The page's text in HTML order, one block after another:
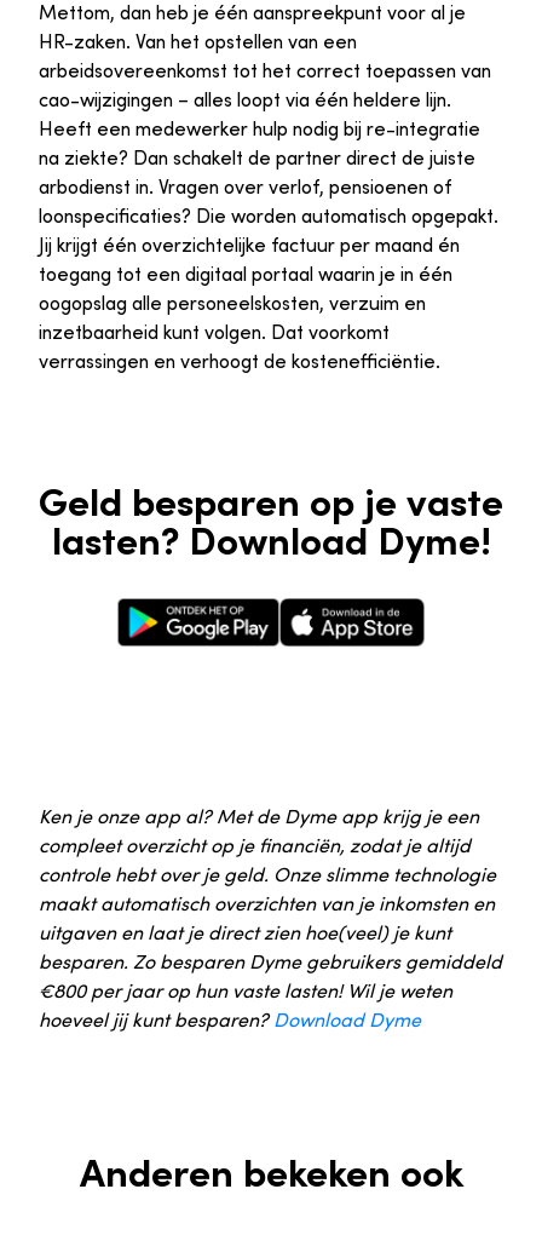
Mettom, dan heb je één aanspreekpunt voor al je
HR-zaken. Van het opstellen van een
arbeidsovereenkomst tot het correct toepassen van
cao-wijzigingen – alles loopt via één heldere lijn.
Heeft een medewerker hulp nodig bij re-integratie
na ziekte? Dan schakelt de partner direct de juiste
arbodienst in. Vragen over verlof, pensioenen of
loonspecificaties? Die worden automatisch opgepakt.
Jij krijgt één overzichtelijke factuur per maand én
toegang tot een digitaal portaal waarin je in één
oogopslag alle personeelskosten, verzuim en
inzetbaarheid kunt volgen. Dat voorkomt
verrassingen en verhoogt de kostenefficiëntie.
Geld besparen op je vaste
lasten? Download Dyme!
Google Play StoreApple App Store
Ken je onze app al? Met de Dyme app krijg je een
compleet overzicht op je financiën, zodat je altijd
controle hebt over je geld. Onze slimme technologie
maakt automatisch overzichten van je inkomsten en
uitgaven en laat je direct zien hoe(veel) je kunt
besparen. Zo besparen Dyme gebruikers gemiddeld
€800 per jaar op hun vaste lasten! Wil je weten
hoeveel jij kunt besparen?Download Dyme
Anderen bekeken ook